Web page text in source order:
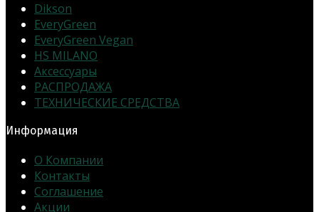
Dikson
EveryGreen
EveryGreen Vegan
HS MILANO
Аксессуары
РАСПРОДАЖА
ТЕХНИЧЕСКИЕ СРЕДСТВА
Информация
О Компании
Контакты
Соглашение
Акции